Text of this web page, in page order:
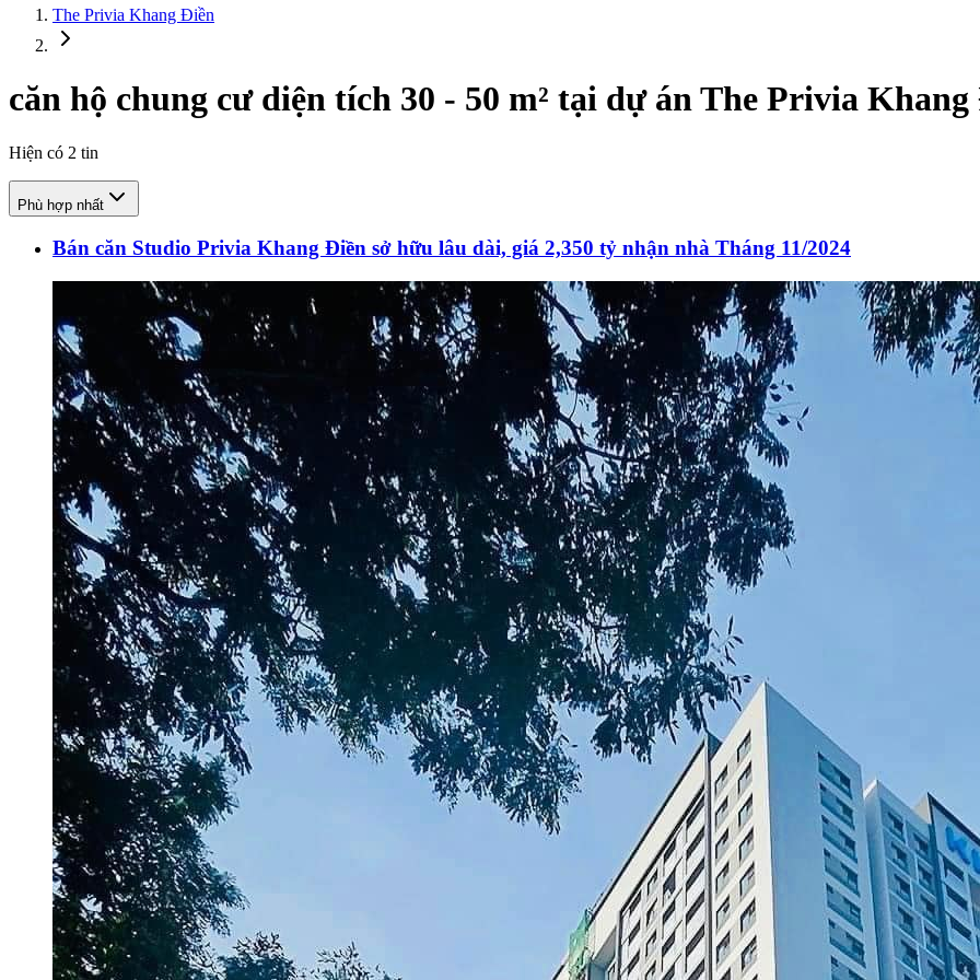
The Privia Khang Điền
căn hộ chung cư diện tích 30 - 50 m² tại dự án The Privia
Hiện có 2 tin
Phù hợp nhất
Bán căn Studio Privia Khang Điền sở hữu lâu dài, giá 2,350 tỷ nhận nhà Tháng 11/2024